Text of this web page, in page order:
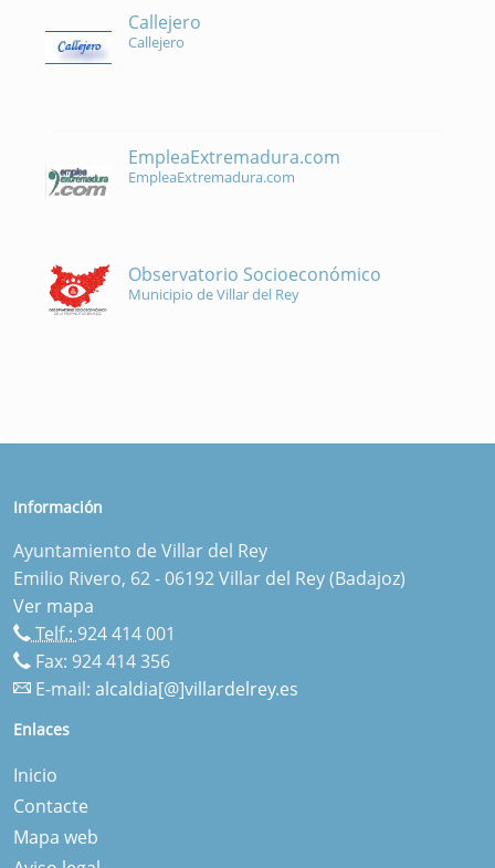
Callejero
Callejero
EmpleaExtremadura.com
EmpleaExtremadura.com
Observatorio Socioeconómico
Municipio de Villar del Rey
Información
Ayuntamiento de Villar del Rey
Emilio Rivero, 62 - 06192 Villar del Rey (Badajoz)
Ver mapa
Telf.: 924 414 001
Fax: 924 414 356
E-mail: alcaldia[@]villardelrey.es
Enlaces
Inicio
Contacte
Mapa web